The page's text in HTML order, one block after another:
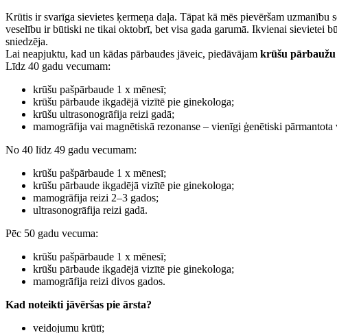
Krūtis ir svarīga sievietes ķermeņa daļa. Tāpat kā mēs pievēršam
veselību ir būtiski ne tikai oktobrī, bet visa gada garumā. Ikvienai sievietei
sniedzēja.
Lai neapjuktu, kad un kādas pārbaudes jāveic, piedāvājam krūšu
Līdz 40 gadu vecumam:
krūšu pašpārbaude 1 x mēnesī;
krūšu pārbaude ikgadējā vizītē pie ginekologa;
krūšu ultrasonogrāfija reizi gadā;
mamogrāfija vai magnētiskā rezonanse – vienīgi ģenētiski
No 40 līdz 49 gadu vecumam:
krūšu pašpārbaude 1 x mēnesī;
krūšu pārbaude ikgadējā vizītē pie ginekologa;
mamogrāfija reizi 2–3 gados;
ultrasonogrāfija reizi gadā.
Pēc 50 gadu vecuma:
krūšu pašpārbaude 1 x mēnesī;
krūšu pārbaude ikgadējā vizītē pie ginekologa;
mamogrāfija reizi divos gados.
Kad noteikti jāvēršas pie ārsta?
veidojumu krūtī;